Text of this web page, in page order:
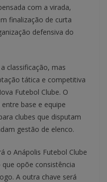
com a virada,
finalização de curta
defensiva do
classificação, mas
tática e competitiva
Futebol Clube. O
base e equipe
clubes que disputam
gestão de elenco.
o Anápolis Futebol Clube
opõe consistência
A outra chave será